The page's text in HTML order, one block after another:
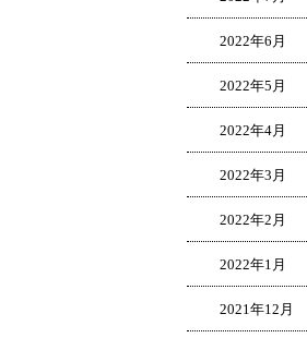
2022年6月
2022年5月
2022年4月
2022年3月
2022年2月
2022年1月
2021年12月